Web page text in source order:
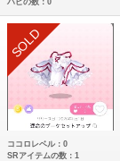
SOLD
ココロレベル：0
SRアイテムの数：1